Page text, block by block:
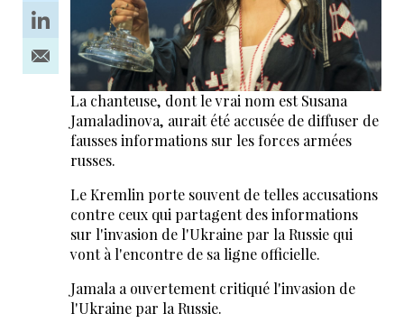
La chanteuse, dont le vrai nom est Susana
Jamaladinova, aurait été accusée de diffuser de
fausses informations sur les forces armées
russes.
Le Kremlin porte souvent de telles accusations
contre ceux qui partagent des informations
sur l'invasion de l'Ukraine par la Russie qui
vont à l'encontre de sa ligne officielle.
Jamala a ouvertement critiqué l'invasion de
l'Ukraine par la Russie.